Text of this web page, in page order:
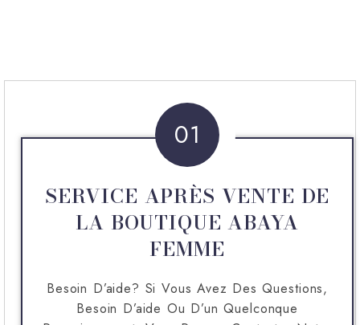
01
SERVICE APRÈS VENTE DE
LA BOUTIQUE ABAYA
FEMME
Besoin D’aide? Si Vous Avez Des Questions,
Besoin D’aide Ou D’un Quelconque